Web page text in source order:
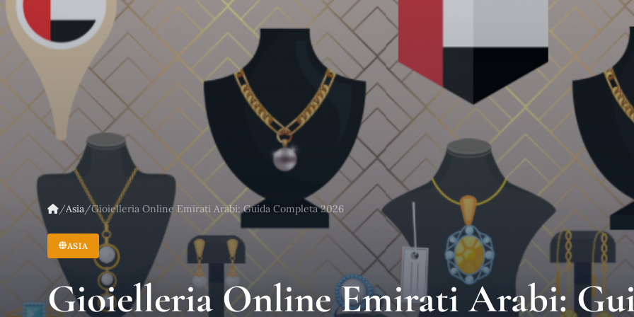
/Asia/Gioielleria Online Emirati Arabi: Guida Completa 2026
ASIA
Gioielleria Online Emirati Arabi: